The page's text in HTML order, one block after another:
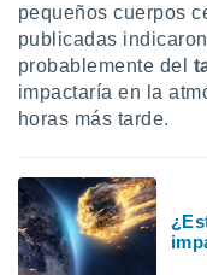
de que
se
para
ni para
o
pequeños cuerpos
publicadas
probablemente del
impactaría en la
horas más tarde.